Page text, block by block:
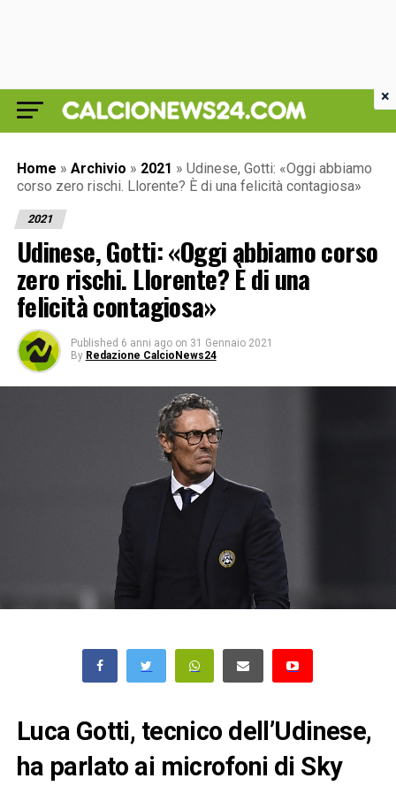
Home » Archivio » 2021 » Udinese, Gotti: «Oggi abbiamo
corso zero rischi. Llorente? È di una felicità contagiosa»
2021
Udinese, Gotti: «Oggi abbiamo corso
zero rischi. Llorente? È di una
felicità contagiosa»
Published 6 anni ago on 31 Gennaio 2021
By Redazione CalcioNews24
Luca Gotti, tecnico dell’Udinese,
ha parlato ai microfoni di Sky
×